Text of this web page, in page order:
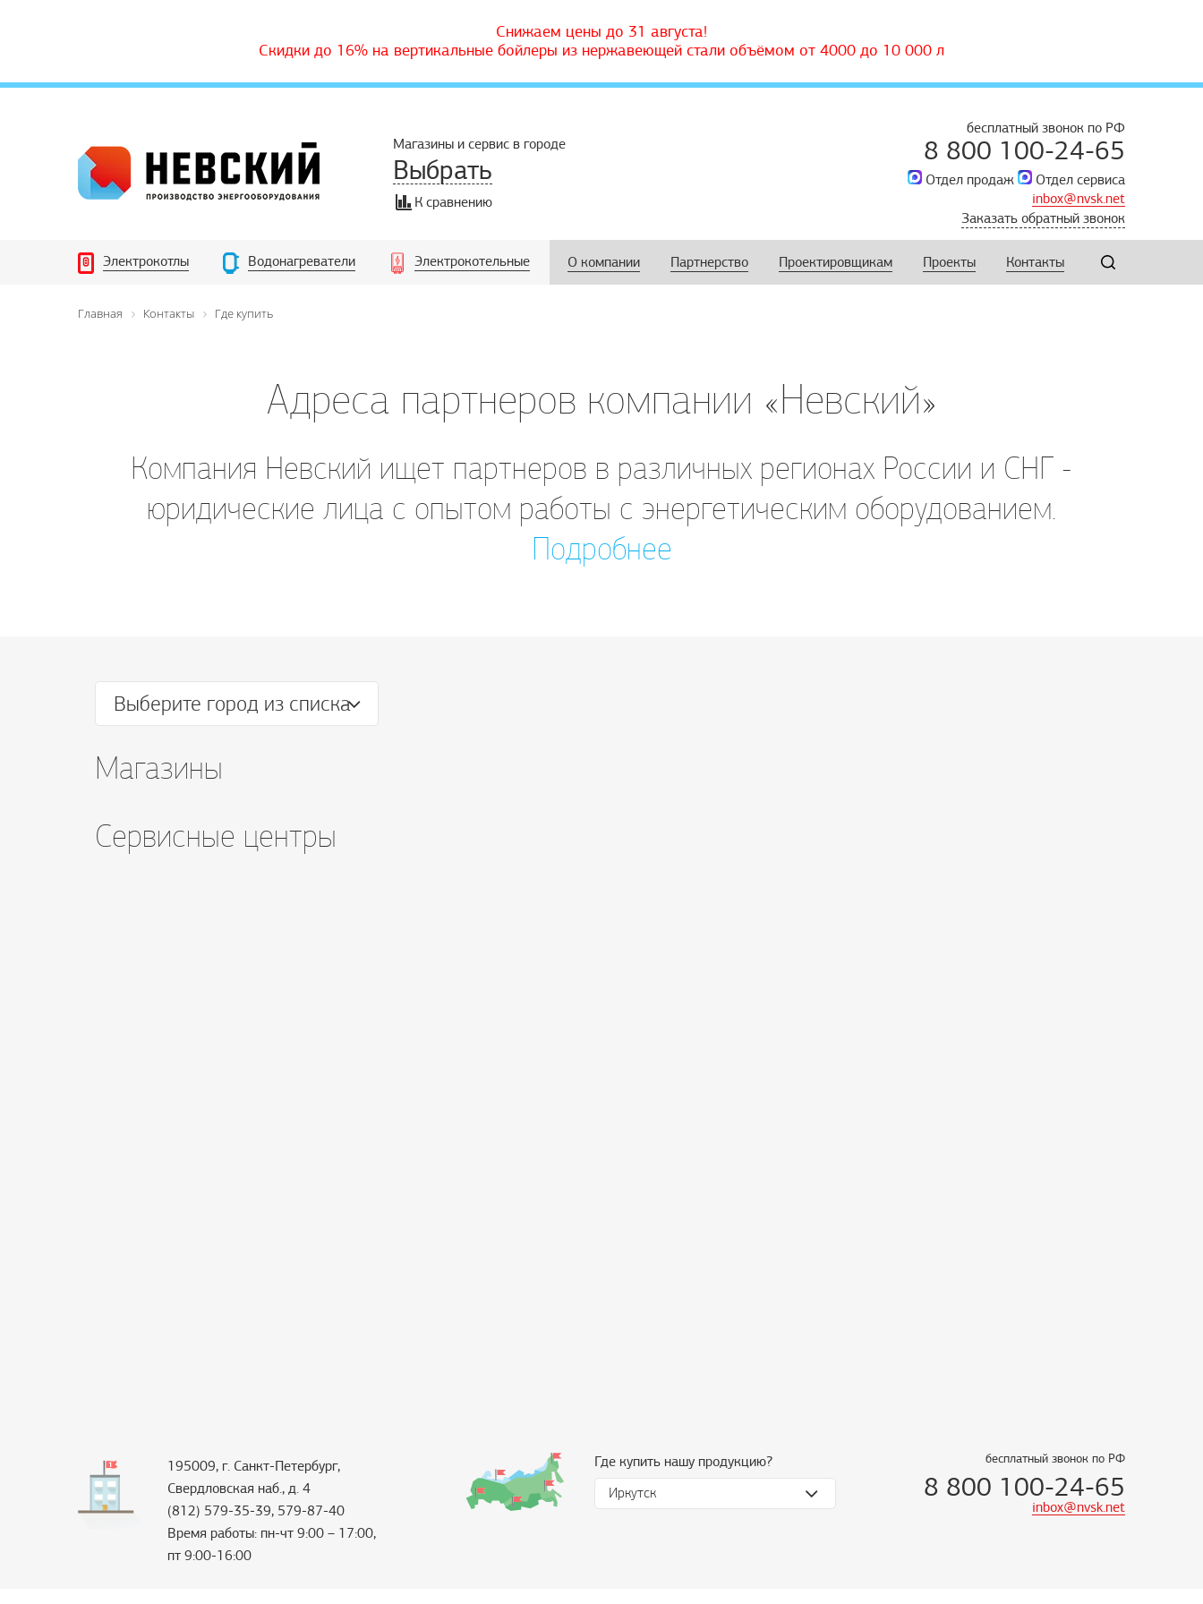
Снижаем цены до 31 августа!
Скидки до 16% на вертикальные бойлеры из нержавеющей стали объёмом от 4000 до 10 000 л
Магазины и сервис в городе
Выбрать
К сравнению
бесплатный звонок по РФ
8 800 100-24-65
Отдел продаж
Отдел сервиса
inbox@nvsk.net
Заказать обратный звонок
Электрокотлы Водонагреватели Электрокотельные О компании Партнерство Проектировщикам Проекты Контакты
Главная Контакты Где купить
Адреса партнеров компании «Невский»
Компания Невский ищет партнеров в различных регионах России и СНГ -
юридические лица с опытом работы с энергетическим оборудованием.
Подробнее
Выберите город из списка
Магазины
Сервисные центры
бесплатный звонок по РФ
8 800 100-24-65
inbox@nvsk.net
195009, г. Санкт-Петербург,
Свердловская наб., д. 4
(812) 579-35-39, 579-87-40
Время работы: пн-чт 9:00 – 17:00,
пт 9:00-16:00
Где купить нашу продукцию?
Иркутск